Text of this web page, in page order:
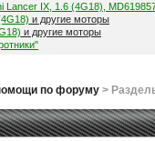
Lancer IX, 1.6 (4G18),
и другие моторы
и другие моторы
по форуму>